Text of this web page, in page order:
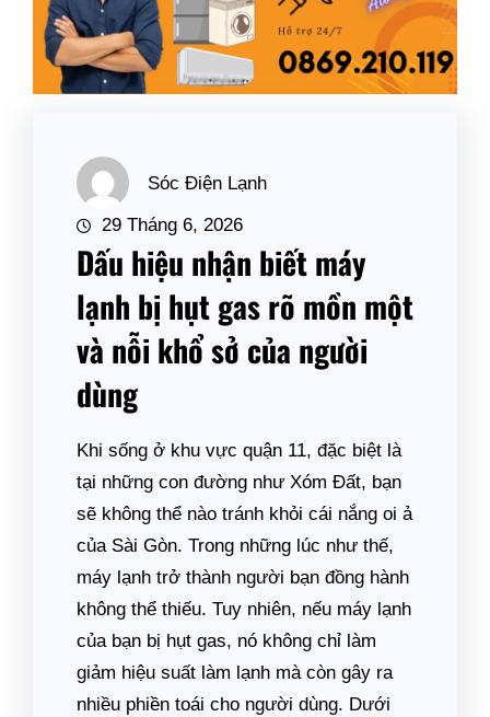
Sóc Điện Lạnh
29 Tháng 6, 2026
Dấu hiệu nhận biết máy
lạnh bị hụt gas rõ mồn một
và nỗi khổ sở của người
dùng
Khi sống ở khu vực quận 11, đặc biệt là
tại những con đường như Xóm Đất, bạn
sẽ không thể nào tránh khỏi cái nắng oi ả
của Sài Gòn. Trong những lúc như thế,
máy lạnh trở thành người bạn đồng hành
không thể thiếu. Tuy nhiên, nếu máy lạnh
của bạn bị hụt gas, nó không chỉ làm
giảm hiệu suất làm lạnh mà còn gây ra
nhiều phiền toái cho người dùng. Dưới